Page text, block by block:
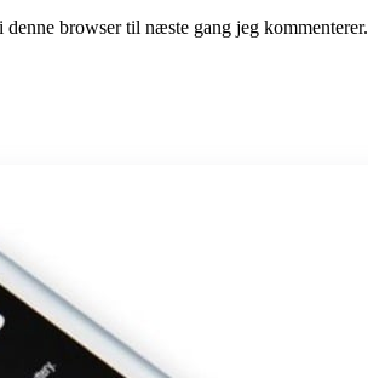
browser til næste gang jeg kommenterer.